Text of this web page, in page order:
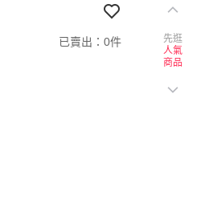
已賣出：0件
先逛
人氣
商品